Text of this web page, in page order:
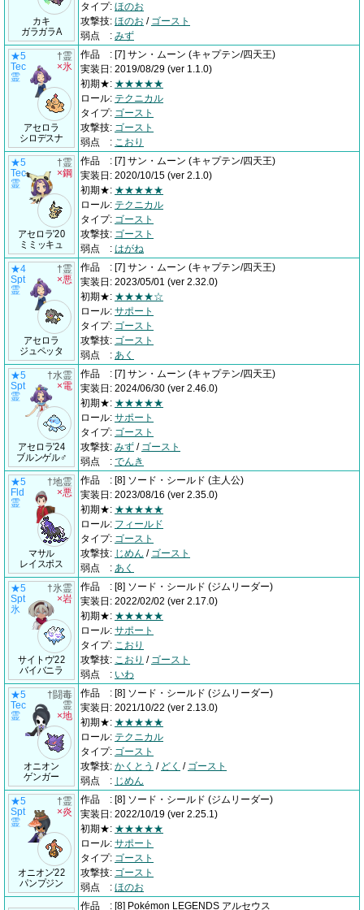
カキ
ガラガラA
タイプ: ほのお
攻撃技: ほのお / ゴースト
弱点
: みず
★5
Tec
霊
アセロラ
シロデスナ
†霊
×氷
作品 : [7] サン・ムーン (キャプテン/四天王)
実装日 : 2019/08/29 (ver 1.1.0)
初期★: ★★★★★
ロール: テクニカル
タイプ: ゴースト
攻撃技: ゴースト
弱点
: こおり
★5
Tec
霊
アセロラ'20
ミミッキュ
†霊
×鋼
作品 : [7] サン・ムーン (キャプテン/四天王)
実装日 : 2020/10/15 (ver 2.1.0)
初期★: ★★★★★
ロール: テクニカル
タイプ: ゴースト
攻撃技: ゴースト
弱点
: はがね
★4
Spt
霊
アセロラ
ジュペッタ
†霊
×悪
作品 : [7] サン・ムーン (キャプテン/四天王)
実装日 : 2023/05/01 (ver 2.32.0)
初期★: ★★★★☆
ロール: サポート
タイプ: ゴースト
攻撃技: ゴースト
弱点
: あく
★5
Spt
霊
アセロラ'24
ブルンゲル♂
†水霊
×電
作品 : [7] サン・ムーン (キャプテン/四天王)
実装日 : 2024/06/30 (ver 2.46.0)
初期★: ★★★★★
ロール: サポート
タイプ: ゴースト
攻撃技: みず / ゴースト
弱点
: でんき
★5
Fld
霊
マサル
レイスポス
†地霊
×悪
作品 : [8] ソード・シールド (主人公)
実装日 : 2023/08/16 (ver 2.35.0)
初期★: ★★★★★
ロール: フィールド
タイプ: ゴースト
攻撃技: じめん / ゴースト
弱点
: あく
★5
Spt
氷
サイトウ'22
バイバニラ
†氷霊
×岩
作品 : [8] ソード・シールド (ジムリーダー)
実装日 : 2022/02/02 (ver 2.17.0)
初期★: ★★★★★
ロール: サポート
タイプ: こおり
攻撃技: こおり / ゴースト
弱点
: いわ
★5
Tec
霊
オニオン
ゲンガー
†闘毒
霊
×地
作品 : [8] ソード・シールド (ジムリーダー)
実装日 : 2021/10/22 (ver 2.13.0)
初期★: ★★★★★
ロール: テクニカル
タイプ: ゴースト
攻撃技: かくとう / どく / ゴースト
弱点
: じめん
★5
Spt
霊
オニオン'22
パンプジン
†霊
×炎
作品 : [8] ソード・シールド (ジムリーダー)
実装日 : 2022/10/19 (ver 2.25.1)
初期★: ★★★★★
ロール: サポート
タイプ: ゴースト
攻撃技: ゴースト
弱点
: ほのお
作品 : [8] Pokémon LEGENDS アルセウス